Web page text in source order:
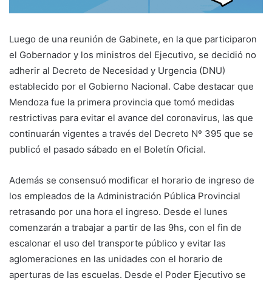
Luego de una reunión de Gabinete, en la que participaron
el Gobernador y los ministros del Ejecutivo, se decidió no
adherir al Decreto de Necesidad y Urgencia (DNU)
establecido por el Gobierno Nacional. Cabe destacar que
Mendoza fue la primera provincia que tomó medidas
restrictivas para evitar el avance del coronavirus, las que
continuarán vigentes a través del Decreto Nº 395 que se
publicó el pasado sábado en el Boletín Oficial.
Además se consensuó modificar el horario de ingreso de
los empleados de la Administración Pública Provincial
retrasando por una hora el ingreso. Desde el lunes
comenzarán a trabajar a partir de las 9hs, con el fin de
escalonar el uso del transporte público y evitar las
aglomeraciones en las unidades con el horario de
aperturas de las escuelas. Desde el Poder Ejecutivo se